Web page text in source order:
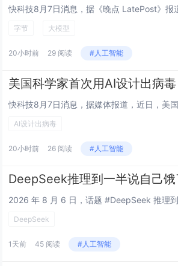
字节 大模型
20小时前 29 阅读 #人工智能
AI设计出病毒
20小时前 26 阅读 #人工智能
DeepSeek
1天前 45 阅读 #人工智能